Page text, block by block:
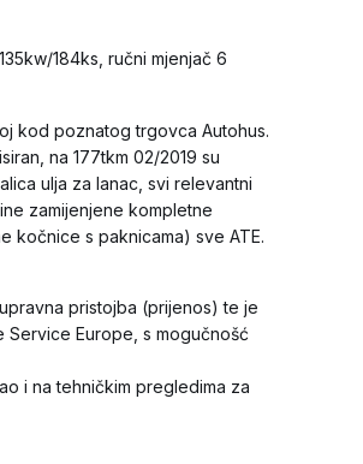
184ks, ručni mjenjač 6
kod poznatog trgovca Autohus.
na 177tkm 02/2019 su
ulja za lanac, svi relevantni
zamijenjene kompletne
kočnice s paknicama) sve ATE.
pristojba (prijenos) te je
Europe, s mogučnošć
i na tehničkim pregledima za